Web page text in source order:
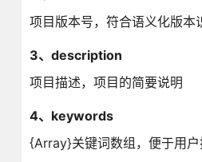
项目版本号，符合语义化版本
3、description
项目描述，项目的简要说明
4、keywords
{Array}关键词数组，便于用户